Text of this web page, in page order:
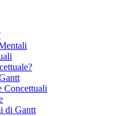
Concettuali
di Gantt